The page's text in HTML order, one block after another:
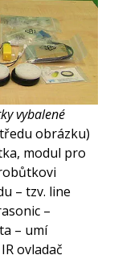
vybalené
obrázku)
modul pro
– tzv. line
–
– umí
ovladač